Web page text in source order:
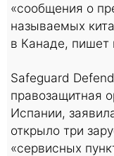
«сообщения о
называемых
в Канаде, пишет
Safeguard
правозащитная
Испании,
открыло три
«сервисных